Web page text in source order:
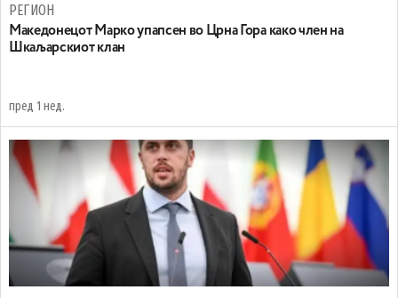
РЕГИОН
Maкедонецот Марко упапсен во Црна Гора како член на
Шкаљарскиот клан
пред 1 нед.